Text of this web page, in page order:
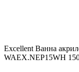
Excellent Ванна
WAEX.NEP15WH